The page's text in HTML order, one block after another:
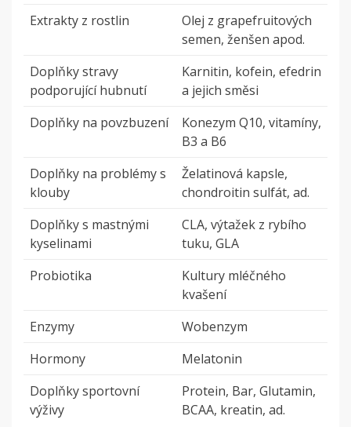
Extrakty z rostlin
Olej z grapefruitových
semen, ženšen apod.
Doplňky stravy
podporující hubnutí
Karnitin, kofein, efedrin
a jejich směsi
Doplňky na povzbuzení
Konezym Q10, vitamíny,
B3 a B6
Doplňky na problémy s
klouby
Želatinová kapsle,
chondroitin sulfát, ad.
Doplňky s mastnými
kyselinami
CLA, výtažek z rybího
tuku, GLA
Probiotika
Kultury mléčného
kvašení
Enzymy
Wobenzym
Hormony
Melatonin
Doplňky sportovní
výživy
Protein, Bar, Glutamin,
BCAA, kreatin, ad.